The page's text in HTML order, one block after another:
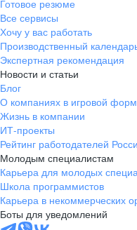
Готовое резюме
Все сервисы
Хочу у вас работать
Производственный
Экспертная рекомендация
Новости и статьи
Блог
О компаниях в игровой
Жизнь в компании
ИТ-проекты
Рейтинг работодателей
Молодым специалистам
Карьера для молодых
Школа программистов
Карьера в некоммерческих
Боты для уведомлений